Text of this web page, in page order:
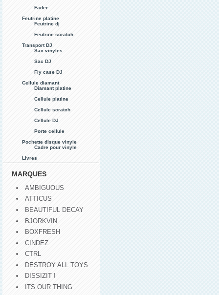
Fader
Feutrine platine
Feutrine dj
Feutrine scratch
Transport DJ
Sac vinyles
Sac DJ
Fly case DJ
Cellule diamant
Diamant platine
Cellule platine
Cellule scratch
Cellule DJ
Porte cellule
Pochette disque vinyle
Cadre pour vinyle
Livres
MARQUES
AMBIGUOUS
ATTICUS
BEAUTIFUL DECAY
BJORKVIN
BOXFRESH
CINDEZ
CTRL
DESTROY ALL TOYS
DISSIZIT !
ITS OUR THING